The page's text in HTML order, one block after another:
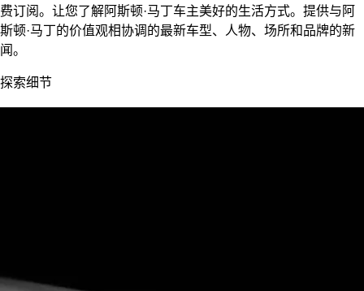
费订阅。让您了解阿斯顿·马丁车主美好的生活方式。提供与阿
斯顿·马丁的价值观相协调的最新车型、人物、场所和品牌的新
闻。
探索细节